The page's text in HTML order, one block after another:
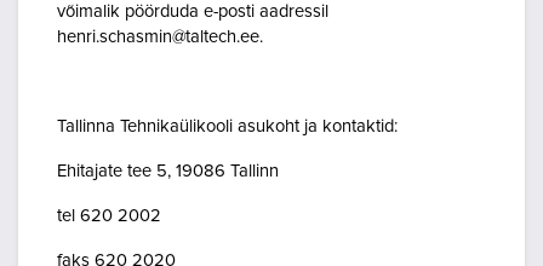
võimalik pöörduda e-posti aadressil
henri.schasmin@taltech.ee.
Tallinna Tehnikaülikooli asukoht ja kontaktid:
Ehitajate tee 5, 19086 Tallinn
tel 620 2002
faks 620 2020